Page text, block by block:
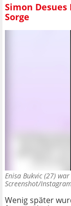
Simon
Sorge
Enisa Bukvic (27)
Screenshot/
Wenig später